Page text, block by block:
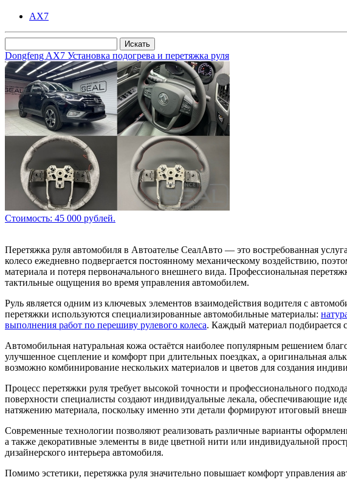
AX7
Dongfeng AX7 Установка подогрева и перетяжка руля
Стоимость: 45 000 рублей.
Перетяжка руля автомобиля в Автоателье СеалАвто — это востребованная
колесо ежедневно подвергается постоянному механическому воздействию,
материала и потеря первоначального внешнего вида. Профессиональная
тактильные ощущения во время управления автомобилем.
Руль является одним из ключевых элементов взаимодействия водителя с
перетяжки используются специализированные автомобильные материалы:
выполнения работ по перешиву рулевого колеса. Каждый материал подбирается
Автомобильная натуральная кожа остаётся наиболее популярным решением
улучшенное сцепление и комфорт при длительных поездках, а оригинальная
возможно комбинирование нескольких материалов и цветов для создания
Процесс перетяжки руля требует высокой точности и профессионального
поверхности специалисты создают индивидуальные лекала, обеспечивающие
натяжению материала, поскольку именно эти детали формируют итоговый
Современные технологии позволяют реализовать различные варианты
а также декоративные элементы в виде цветной нити или индивидуальной
дизайнерского интерьера автомобиля.
Помимо эстетики, перетяжка руля значительно повышает комфорт управления